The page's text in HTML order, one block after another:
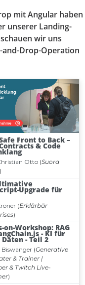
mit Angular haben
unserer Landing-
wir uns
and-Drop-Operation